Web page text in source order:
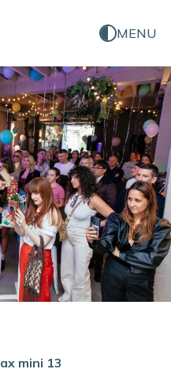
MENU
mini 13